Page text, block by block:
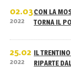
02.03
2022
CON LA
TORNA IL
25.02
2022
IL
RIPARTE